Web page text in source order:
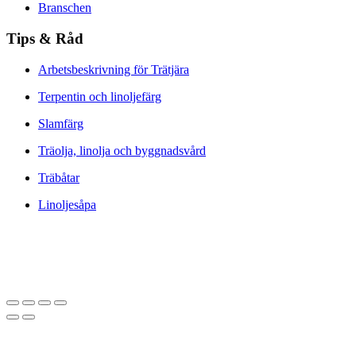
Branschen
Tips & Råd
Arbetsbeskrivning för Trätjära
Terpentin och linoljefärg
Slamfärg
Träolja, linolja och byggnadsvård
Träbåtar
Linoljesåpa